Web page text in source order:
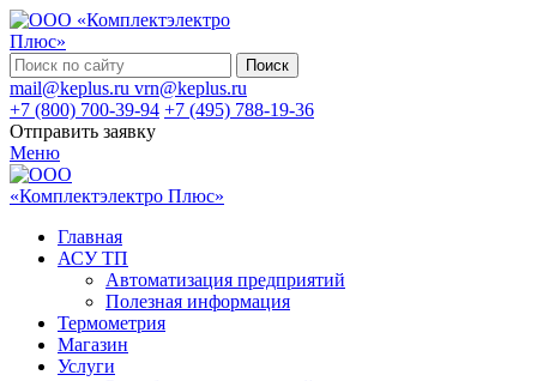
Поиск
mail@keplus.ru vrn@keplus.ru
+7 (800) 700-39-94 +7 (495) 788-19-36
Отправить заявку
Меню
Главная
АСУ ТП
Автоматизация предприятий
Полезная информация
Термометрия
Магазин
Услуги